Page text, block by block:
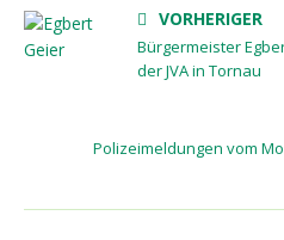
VORHERIGER
Bürgermeister
der JVA in Tornau
Polizeimeldungen vom